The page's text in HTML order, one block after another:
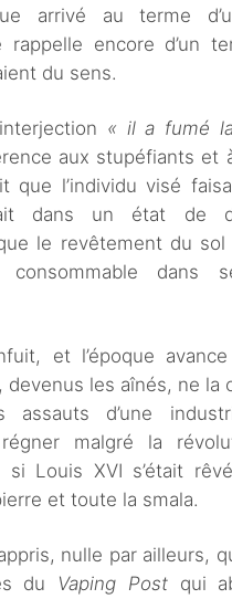
arrivé au terme
rappelle encore d’un
du sens.
« il a fumé
aux stupéfiants et
que l’individu visé
dans un état de
le revêtement du sol
consommable dans
et l’époque
devenus les aînés, ne la
d’une
malgré la
si Louis XVI s’était
et toute la smala.
appris, nulle par ailleurs,
du Vaping Postqui